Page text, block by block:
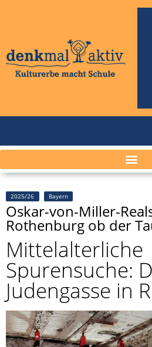
2025/26 Bayern
Oskar-von-Miller-
Rothenburg ob der
Mittelalterliche
Spurensuche:
Judengasse in